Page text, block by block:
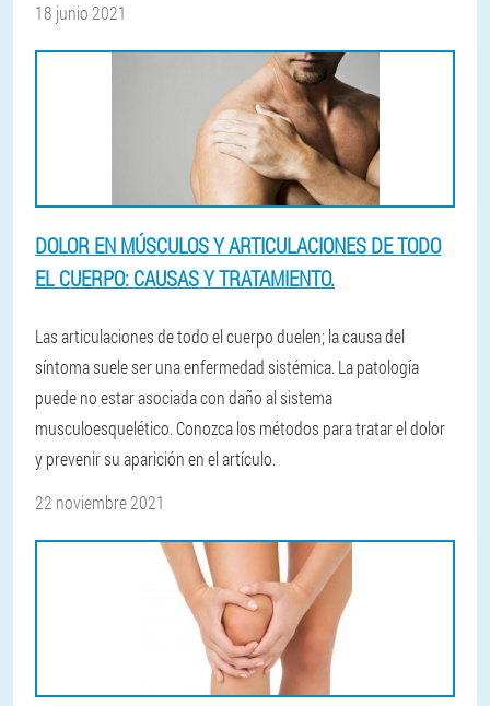
18 junio 2021
DOLOR EN MÚSCULOS Y ARTICULACIONES DE TODO
EL CUERPO: CAUSAS Y TRATAMIENTO.
Las articulaciones de todo el cuerpo duelen; la causa del
síntoma suele ser una enfermedad sistémica. La patología
puede no estar asociada con daño al sistema
musculoesquelético. Conozca los métodos para tratar el dolor
y prevenir su aparición en el artículo.
22 noviembre 2021